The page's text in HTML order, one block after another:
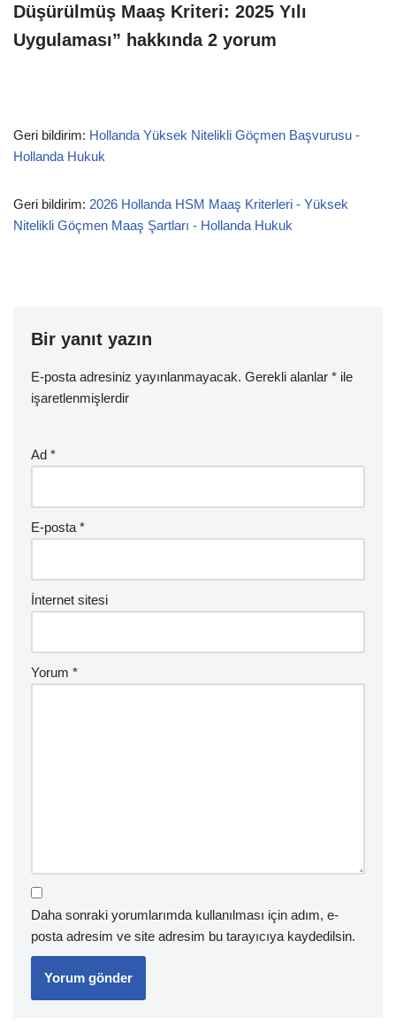
Düşürülmüş Maaş Kriteri: 2025 Yılı
Uygulaması” hakkında 2 yorum
Geri bildirim: Hollanda Yüksek Nitelikli Göçmen Başvurusu -
Hollanda Hukuk
Geri bildirim: 2026 Hollanda HSM Maaş Kriterleri - Yüksek
Nitelikli Göçmen Maaş Şartları - Hollanda Hukuk
Bir yanıt yazın
E-posta adresiniz yayınlanmayacak. Gerekli alanlar * ile
işaretlenmişlerdir
Ad *
E-posta *
İnternet sitesi
Yorum *
Daha sonraki yorumlarımda kullanılması için adım, e-
posta adresim ve site adresim bu tarayıcıya kaydedilsin.